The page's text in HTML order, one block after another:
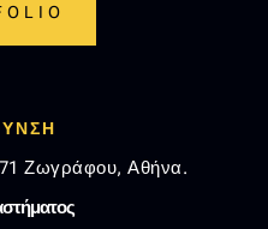
71 Ζωγράφου, Αθήνα.